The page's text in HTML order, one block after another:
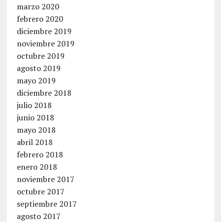
marzo 2020
febrero 2020
diciembre 2019
noviembre 2019
octubre 2019
agosto 2019
mayo 2019
diciembre 2018
julio 2018
junio 2018
mayo 2018
abril 2018
febrero 2018
enero 2018
noviembre 2017
octubre 2017
septiembre 2017
agosto 2017